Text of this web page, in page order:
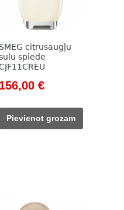
SMEG citrusaugļu
spiede
Original
€.
156,00 €Current
156,00 €.
Pievienot grozam